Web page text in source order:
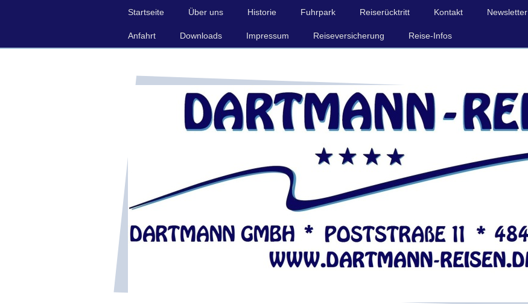
Startseite Über uns Historie Fuhrpark Reiserücktritt Kontakt Newsletter
Anfahrt Downloads Impressum Reiseversicherung Reise-Infos